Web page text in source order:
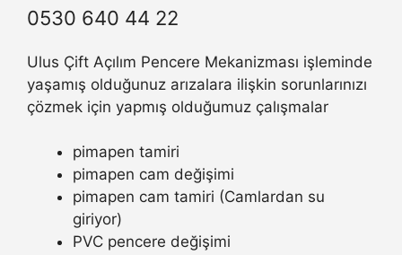
0530 640 44 22
Ulus Çift Açılım Pencere Mekanizması işleminde
yaşamış olduğunuz arızalara ilişkin sorunlarınızı
çözmek için yapmış olduğumuz çalışmalar
pimapen tamiri
pimapen cam değişimi
pimapen cam tamiri (Camlardan su
giriyor)
PVC pencere değişimi